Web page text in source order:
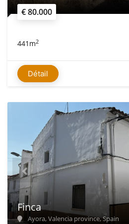
€ 80.000
441m2
Détail
Finca
Ayora, Valencia province, Spain